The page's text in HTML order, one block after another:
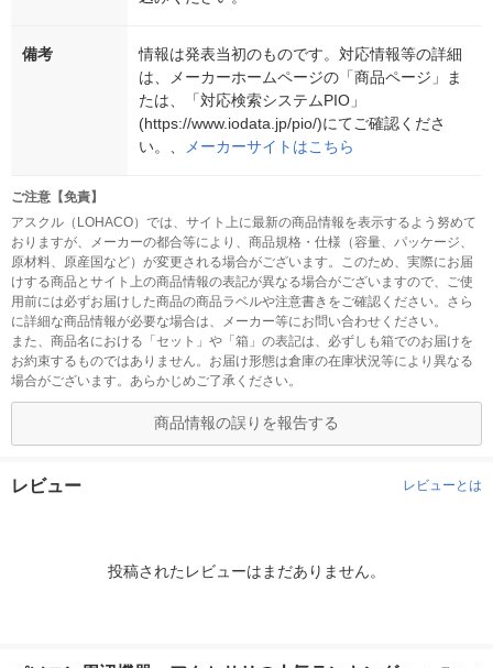
備考
情報は発表当初のものです。対応情報等の詳細
は、メーカーホームページの「商品ページ」ま
たは、「対応検索システムPIO」
(https://www.iodata.jp/pio/)にてご確認くださ
い。、
メーカーサイトはこちら
ご注意【免責】
アスクル（LOHACO）では、サイト上に最新の商品情報を表示するよう努めて
おりますが、メーカーの都合等により、商品規格・仕様（容量、パッケージ、
原材料、原産国など）が変更される場合がございます。このため、実際にお届
けする商品とサイト上の商品情報の表記が異なる場合がございますので、ご使
用前には必ずお届けした商品の商品ラベルや注意書きをご確認ください。さら
に詳細な商品情報が必要な場合は、メーカー等にお問い合わせください。
また、商品名における「セット」や「箱」の表記は、必ずしも箱でのお届けを
お約束するものではありません。お届け形態は倉庫の在庫状況等により異なる
場合がございます。あらかじめご了承ください。
商品情報の誤りを報告する
レビュー レビューとは
投稿されたレビューはまだありません。